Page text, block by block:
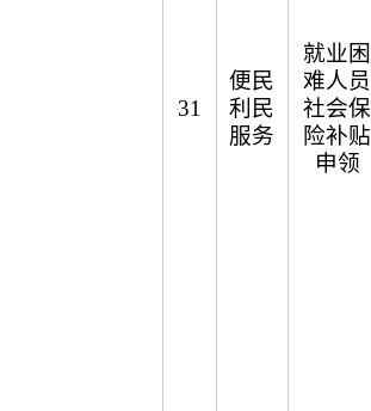
便民
利民
服务
31
就业困
难人员
社会保
险补贴
申领